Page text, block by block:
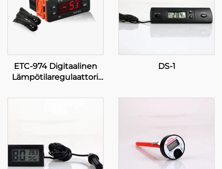
ETC-974 Digitaalinen
Lämpötilaregulaattori:
lämpötilaregulaatio
DS-1